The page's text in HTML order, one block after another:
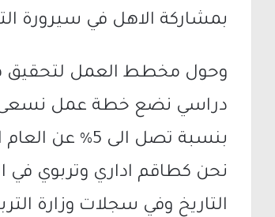
بمشاركة الاهل في سيرورة
وحول مخطط العمل لتحقيق
دراسي نضع خطة عمل نسعى
بنسبة تصل الى
نحن كطاقم اداري وتربوي في
التاريخ وفي سجلات وزارة